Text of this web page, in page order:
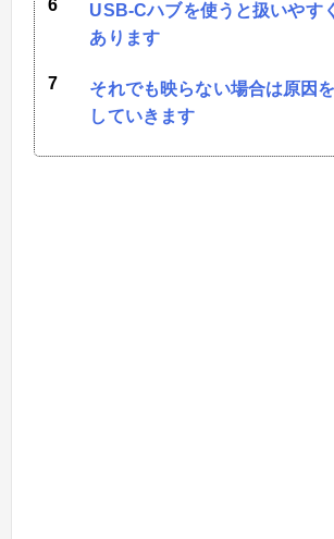
USB-Cハブを使うと扱いやす
あります
それでも映らない場合は原因
していきます